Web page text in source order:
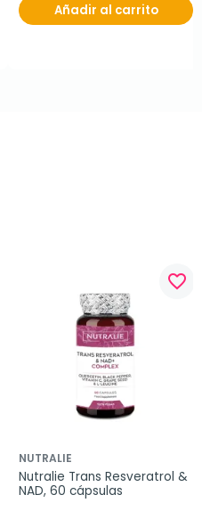
Añadir al carrito
favorite_border
NUTRALIE
Nutralie Trans Resveratrol &
NAD, 60 cápsulas